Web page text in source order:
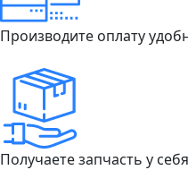
Производите оплату
Получаете запчасть у